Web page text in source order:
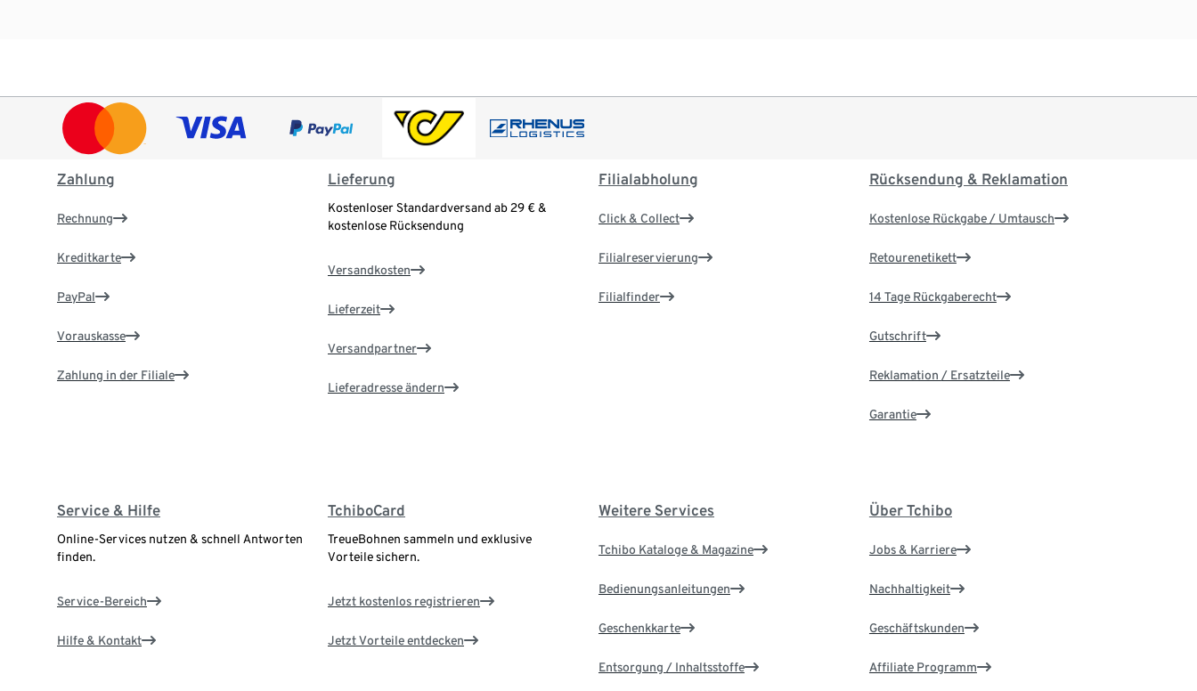
Zahlung
Rechnung
Kreditkarte
PayPal
Vorauskasse
Zahlung in der Filiale
Lieferung
Kostenloser Standardversand ab 29 € &
kostenlose Rücksendung
Versandkosten
Lieferzeit
Versandpartner
Lieferadresse ändern
Filialabholung
Click & Collect
Filialreservierung
Filialfinder
Rücksendung & Reklamation
Kostenlose Rückgabe / Umtausch
Retourenetikett
14 Tage Rückgaberecht
Gutschrift
Reklamation / Ersatzteile
Garantie
Service & Hilfe
Online-Services nutzen & schnell Antworten
finden.
Service-Bereich
Hilfe & Kontakt
TchiboCard
TreueBohnen sammeln und exklusive
Vorteile sichern.
Jetzt kostenlos registrieren
Jetzt Vorteile entdecken
Weitere Services
Tchibo Kataloge & Magazine
Bedienungsanleitungen
Geschenkkarte
Entsorgung / Inhaltsstoffe
Über Tchibo
Jobs & Karriere
Nachhaltigkeit
Geschäftskunden
Affiliate Programm